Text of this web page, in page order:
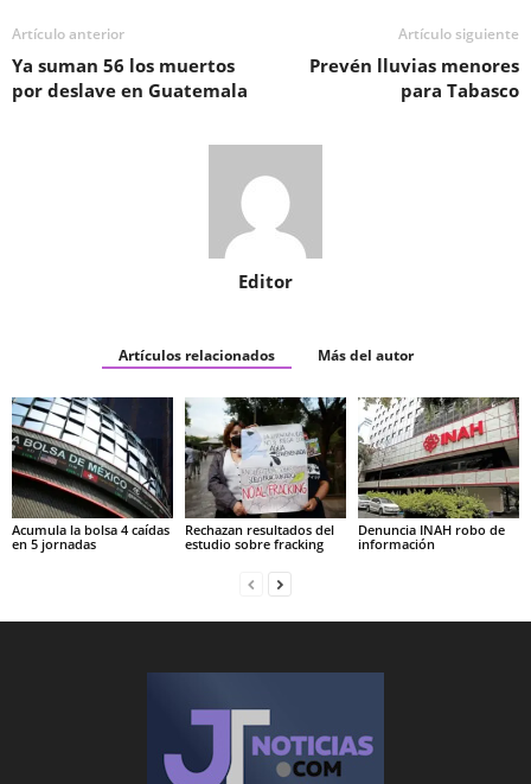
Artículo anterior
Ya suman 56 los muertos
por deslave en Guatemala
Artículo siguiente
Prevén lluvias menores
para Tabasco
Editor
Artículos relacionados Más del autor
Acumula la bolsa 4 caídas
en 5 jornadas
Rechazan resultados del
estudio sobre fracking
Denuncia INAH robo de
información